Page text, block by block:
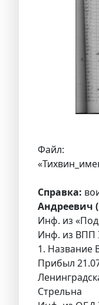
Файл:
Справка:
Андреевич
Инф. из
Инф. из ВПП
1.
Прибыл
Стрельна